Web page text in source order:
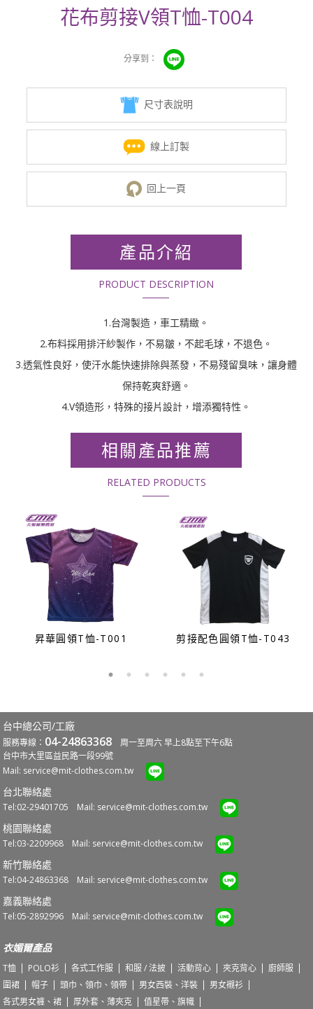
花布剪接V領T恤-T004
尺寸表說明
線上訂製
回上一頁
產品介紹
PRODUCT DESCRIPTION
1.台灣製造，車工精緻。
2.布料採用排汗紗製作，不易皺，不起毛球，不退色。
3.透氣性良好，使汗水能快速排除與蒸發，不易殘留臭味，讓身體
保持乾爽舒適。
4.V領造形，特殊的接片設計，增添獨特性。
相關產品推薦
RELATED PRODUCTS
昇華圓領T恤-T001 剪接配色圓領T恤-T043
台中總公司/工廠
服務專線： 04-24863368 周一至周六 早上8點至下午6點
台中市大里區益民路一段99號
Mail: service@mit-clothes.com.tw
台北聯絡處
Tel:02-29401705 Mail: service@mit-clothes.com.tw
桃園聯絡處
Tel:03-2209968 Mail: service@mit-clothes.com.tw
新竹聯絡處
Tel:04-24863368 Mail: service@mit-clothes.com.tw
嘉義聯絡處
Tel:05-2892996 Mail: service@mit-clothes.com.tw
衣媚爾產品
T恤 POLO衫 各式工作服 和服 / 法披 活動背心 夾克背心
廚師服
圍裙
帽子 頭巾、領巾、領帶 男女西裝、洋裝
男女襯衫
各式男女褲、裙
厚外套、薄夾克 值星帶、旗幟